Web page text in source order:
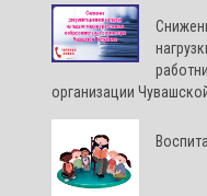
организации